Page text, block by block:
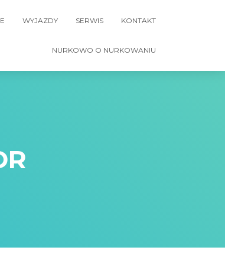
WYJAZDY SERWIS KONTAKT
NURKOWO O NURKOWANIU